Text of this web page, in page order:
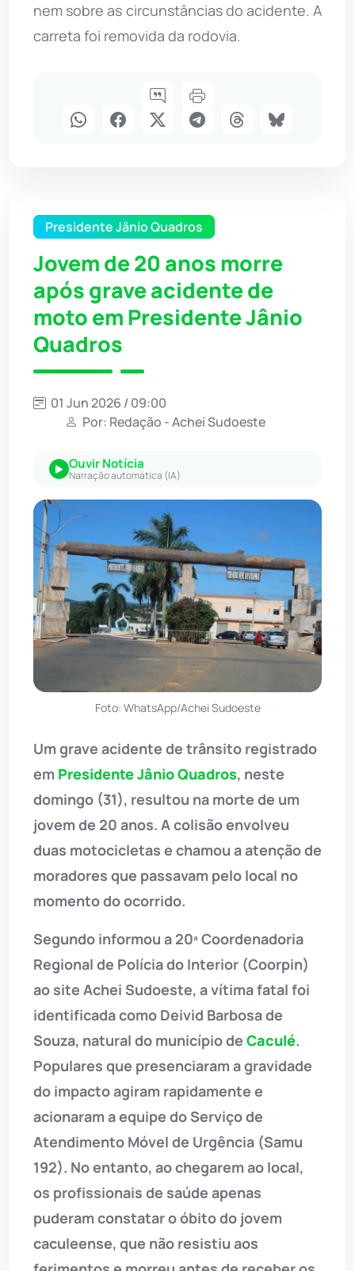
nem sobre as circunstâncias do acidente. A
carreta foi removida da rodovia.
Presidente Jânio Quadros
Jovem de 20 anos morre
após grave acidente de
moto em Presidente Jânio
Quadros
01 Jun 2026 / 09:00
Por: Redação - Achei Sudoeste
Ouvir Notícia
Narração automática (IA)
Foto: WhatsApp/Achei Sudoeste
Um grave acidente de trânsito registrado
em Presidente Jânio Quadros, neste
domingo (31), resultou na morte de um
jovem de 20 anos. A colisão envolveu
duas motocicletas e chamou a atenção de
moradores que passavam pelo local no
momento do ocorrido.
Segundo informou a 20ª Coordenadoria
Regional de Polícia do Interior (Coorpin)
ao site Achei Sudoeste, a vítima fatal foi
identificada como Deivid Barbosa de
Souza, natural do município de Caculé.
Populares que presenciaram a gravidade
do impacto agiram rapidamente e
acionaram a equipe do Serviço de
Atendimento Móvel de Urgência (Samu
192). No entanto, ao chegarem ao local,
os profissionais de saúde apenas
puderam constatar o óbito do jovem
caculeense, que não resistiu aos